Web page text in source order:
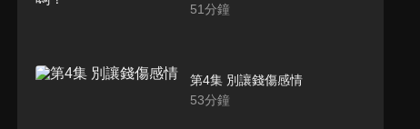
51分鐘
第4集 別讓錢傷感情
53分鐘